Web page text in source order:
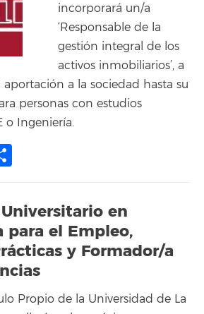
incorporará un/a
‘Responsable de la
gestión integral de los
activos inmobiliarios’, a
aportación a la sociedad hasta su
personas con estudios
o Ingeniería.
en
para el Empleo,
y Formador/a
Propio de la Universidad de La